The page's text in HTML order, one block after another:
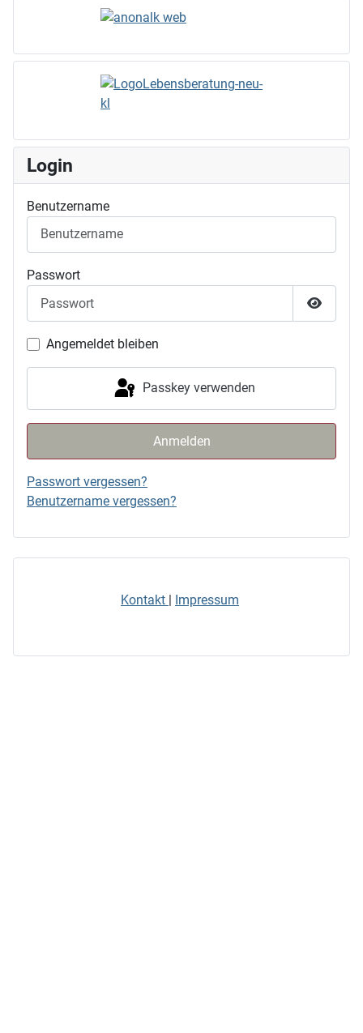
Login
Benutzername
Passwort
Angemeldet bleiben
Passkey verwenden
Anmelden
Passwort vergessen?
Benutzername vergessen?
Kontakt Impressum